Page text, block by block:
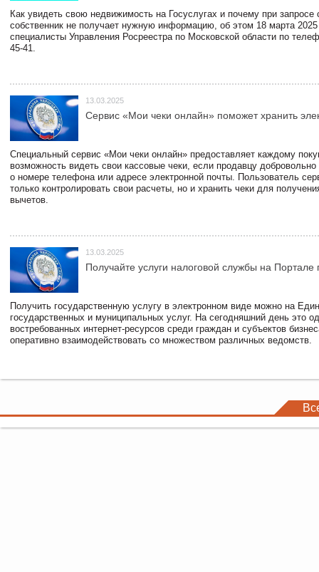
Как увидеть свою недвижимость на Госуслугах и почему при запросе
собственник не получает нужную информацию, об этом 18 марта 2025
специалисты Управления Росреестра по Московской области по
45-41.
13.03.2025
Сервис «Мои чеки онлайн» поможет хранить
Специальный сервис «Мои чеки онлайн» предоставляет каждому
возможность видеть свои кассовые чеки, если продавцу
о номере телефона или адресе электронной почты. Пользователь
только контролировать свои расчеты, но и хранить чеки для
вычетов.
13.03.2025
Получайте услуги налоговой службы на Портале
Получить государственную услугу в электронном виде можно на
государственных и муниципальных услуг. На сегодняшний день это
востребованных интернет-ресурсов среди граждан и субъектов
оперативно взаимодействовать со множеством различных ведомств.